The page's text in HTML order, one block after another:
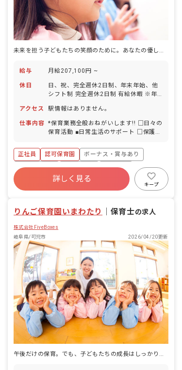
未来を担う子どもたちの笑顔のために。あなたの優しい手が、明日を育む場所です。
給与 月給207,100円 ~
休日
日、祝、完全週休2日制、年末年始、他
シフト制 完全週休2日制 有給休暇 ※年
アクセス
駅情報はありません。
仕事内容 *保育業務全般おねがいします!! □日々の
保育活動 ■日常生活のサポート □保護者
正社員
認可保育園
ボーナス・賞与あり
社会保険完備
残業少なめ
車通勤可
新卒も歓迎
詳しく見る
キープ
りんご保育園いまわたり 保育士の求人
株式会社FiveBoxes
岐阜県/可児市
2026/04/20更新
午後だけの保育。でも、子どもたちの成長はしっかり見守れる。